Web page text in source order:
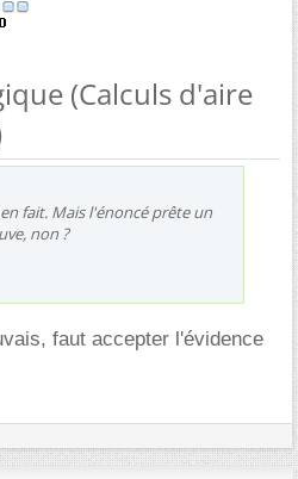
(Calculs d'aire
fait. Mais l'énoncé prête un
non ?
faut accepter l'évidence